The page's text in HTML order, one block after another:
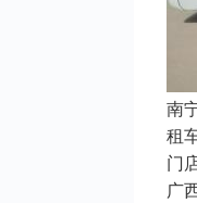
南
租
门
广